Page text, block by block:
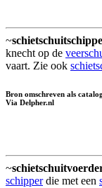
~
knecht op de
vaart. Zie ook
Bron omschreven als
Via Delpher.nl
~
schipperdie met een